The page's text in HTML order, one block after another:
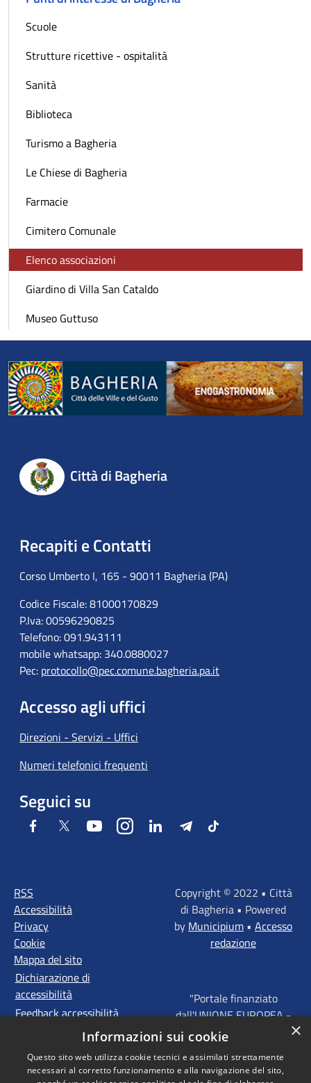
Scuole
Strutture ricettive - ospitalità
Sanità
Biblioteca
Turismo a Bagheria
Le Chiese di Bagheria
Farmacie
Cimitero Comunale
Elenco associazioni
Giardino di Villa San Cataldo
Museo Guttuso
Città di Bagheria
Recapiti e Contatti
Corso Umberto I, 165 - 90011 Bagheria (PA)
Codice Fiscale: 81000170829
P.Iva: 00596290825
Telefono: 091.943111
mobile whatsapp: 340.0880027
Pec: protocollo@pec.comune.bagheria.pa.it
Accesso agli uffici
Direzioni - Servizi - Uffici
Numeri telefonici frequenti
Seguici su
Facebook Twitter YoutubeInstagramLinkedIn TelegramTiktok
RSS
Accessibilità
Privacy
Cookie
Mappa del sito
Dichiarazione di
accessibilità
Feedback accessibilità
Copyright © 2022 • Città
di Bagheria • Powered
by Municipium • Accesso
redazione
"Portale finanziato
dall'UNIONE EUROPEA -
FONDI STRUTTURALI
EUROPEI - Programma
×
Informazioni sui cookie
Questo sito web utilizza cookie tecnici e assimilati strettamente
necessari al corretto funzionamento e alla navigazione del sito,